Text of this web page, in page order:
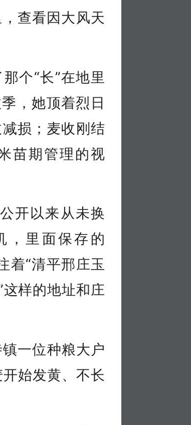
查看因大风天
个“长”在地里
，她顶着烈日
损；麦收刚结
苗期管理的视
开以来从未换
，里面保存的
着“清平邢庄玉
这样的地址和庄
一位种粮大户
始发黄、不长